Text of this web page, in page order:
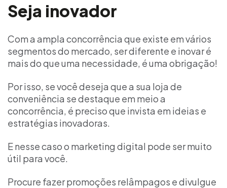
Seja inovador
Com a ampla concorrência que existe em vários
segmentos do mercado, ser diferente e inovar é
mais do que uma necessidade, é uma obrigação!
Por isso, se você deseja que a sua loja de
conveniência se destaque em meio a
concorrência, é preciso que invista em ideias e
estratégias inovadoras.
E nesse caso o marketing digital pode ser muito
útil para você.
Procure fazer promoções relâmpagos e divulgue